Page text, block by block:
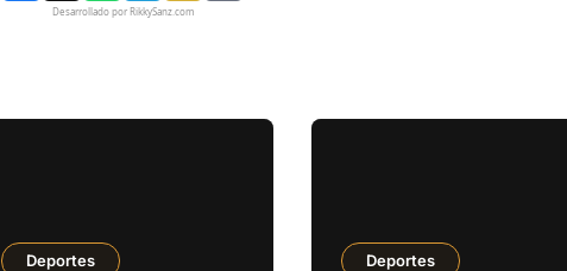
Desarrollado por RikkySanz.com
Deportes Deportes